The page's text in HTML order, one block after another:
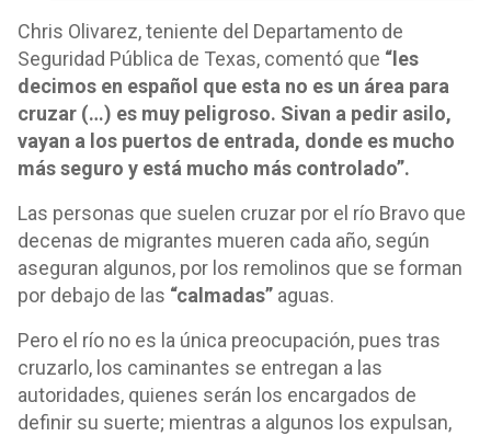
Chris Olivarez, teniente del Departamento de
Seguridad Pública de Texas, comentó que “les
decimos en español que esta no es un área para
cruzar (…) es muy peligroso. Sivan a pedir asilo,
vayan a los puertos de entrada, donde es mucho
más seguro y está mucho más controlado”.
Las personas que suelen cruzar por el río Bravo que
decenas de migrantes mueren cada año, según
aseguran algunos, por los remolinos que se forman
por debajo de las “calmadas” aguas.
Pero el río no es la única preocupación, pues tras
cruzarlo, los caminantes se entregan a las
autoridades, quienes serán los encargados de
definir su suerte; mientras a algunos los expulsan,